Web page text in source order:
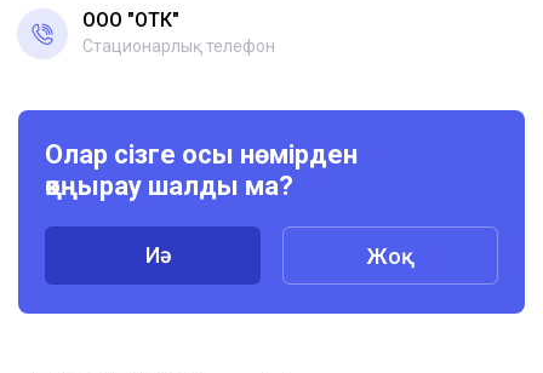
ООО "ОТК"
Стационарлық телефон
Олар сізге осы нөмірден
қоңырау шалды ма?
Иә Жоқ